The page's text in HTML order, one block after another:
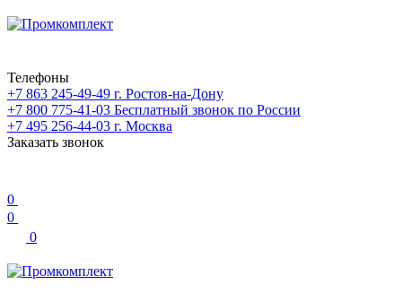
Телефоны
+7 863 245-49-49 г. Ростов-на-Дону
+7 800 775-41-03 Бесплатный звонок по России
+7 495 256-44-03 г. Москва
Заказать звонок
0
0
0